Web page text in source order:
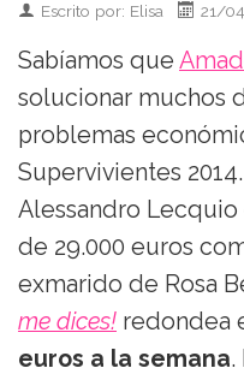
Escrito por: Elisa 21/
Sabíamos que
solucionar muchos
problemas
Supervivientes
Alessandro
de 29.000 euros
exmarido de Rosa
me dices! redondea
euros a la semana.